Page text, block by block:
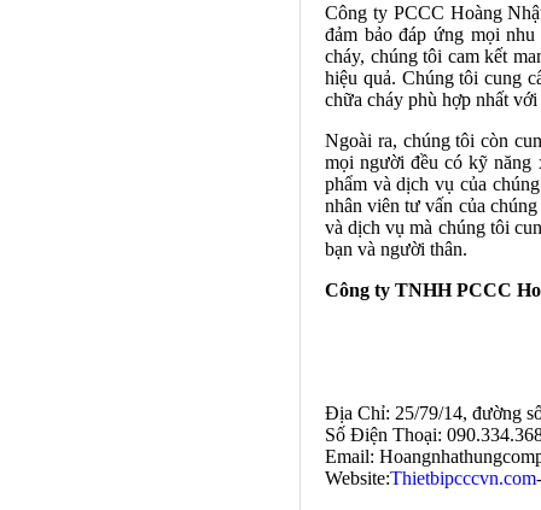
Công ty PCCC Hoàng
đảm bảo đáp ứng mọi
cháy, chúng tôi cam kết
hiệu quả. Chúng tôi cung
chữa cháy phù hợp nhất
Ngoài ra, chúng tôi còn
mọi người đều có kỹ năng
phẩm và dịch vụ của
nhân viên tư vấn của
và dịch vụ mà chúng tôi
bạn và người thân.
Công ty TNHH PCCC
Địa Chỉ: 25/79/14, đường
Số Điện Thoại:
Email:
Website:Thietbipcccvn.com-